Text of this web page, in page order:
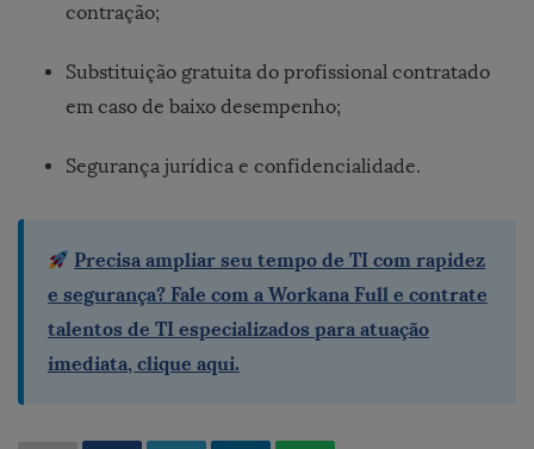
contração;
Substituição gratuita do profissional contratado
em caso de baixo desempenho;
Segurança jurídica e confidencialidade.
Precisa ampliar seu tempo de TI com rapidez
e segurança? Fale com a Workana Full e contrate
talentos de TI especializados para atuação
imediata, clique aqui.